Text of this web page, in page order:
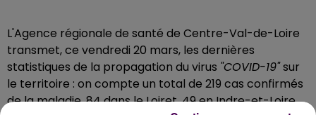
L'Agence régionale de santé de Centre-Val-de-Loire
transmet, ce vendredi 20 mars, les dernières
statistiques de la propagation du virus "COVID-19"sur
le territoire : on compte un total de 219 cas confirmés
de la maladie, 84 dans le Loiret, 49 en Indre-et-Loire,